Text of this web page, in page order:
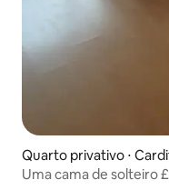
Quarto privativo ⋅
Uma cama de solteiro